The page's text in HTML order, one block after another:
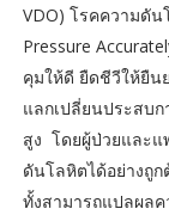
VDO) โรคความดัน
Pressure
คุมให้ดี ยืดชีวีให้ยืน
แลกเปลี่ยนประสบ
สูง โดยผู้ป่วยและแ
ดันโลหิตได้อย่างถู
ทั้งสามารถแปลผล